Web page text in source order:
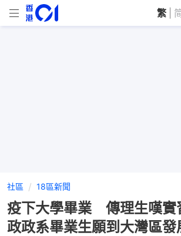
繁
社區 18區新聞
疫下大學畢業 傳理生嘆
政政系畢業生願到大灣區發